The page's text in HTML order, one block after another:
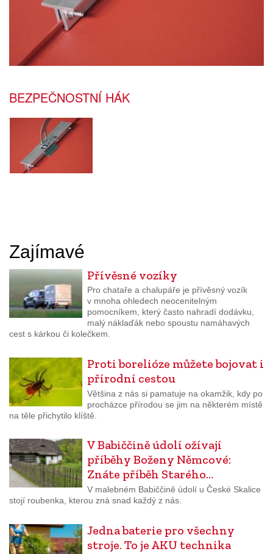
BEZPEČNOSTNÍ HÁK
Zajímavé
Přívěsné vozíky
Pro chataře a chalupáře je přívěsný vozík
v mnoha ohledech neocenitelným
pomocníkem, který často nahradí dodávku,
malý náklaďák nebo spoustu namáhavých
cest s kárkou či kolečkem.
Proti borelióze můžete bojovat i
přírodní cestou
Většina z nás si pamatuje na okamžik, kdy po
procházce přírodou se jim na některém místě
na těle přichytilo klíště.
V Babiččině údolí ožívají
příběhy Boženy Němcové:
Znáte příběh Starého…
V malebném Babiččině údolí u České Skalice
stojí roubenka, kterou zná snad každý z nás.
Jedna baterie pro všechny
stroje. To je AKU technika